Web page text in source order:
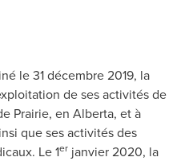
le 31 décembre 2019, la
de ses activités de
Prairie, en Alberta, et à
que ses activités des
Le 1er janvier 2020, la